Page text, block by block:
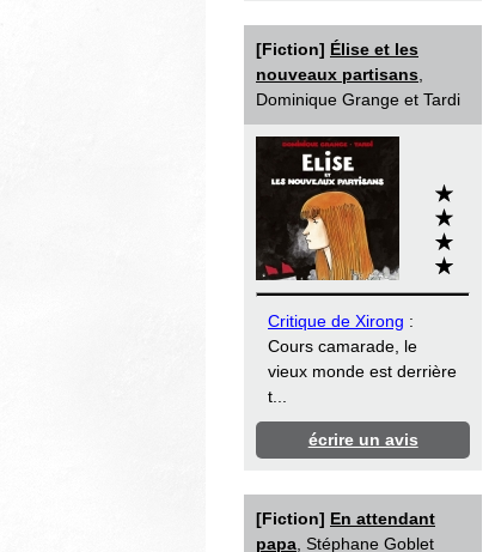
[Fiction] Élise et les
nouveaux partisans
Dominique Grange et Tardi
Critique de Xirong :
Cours camarade, le
vieux monde est derrière
t...
écrire un avis
[Fiction] En attendant
papa , Stéphane Goblet